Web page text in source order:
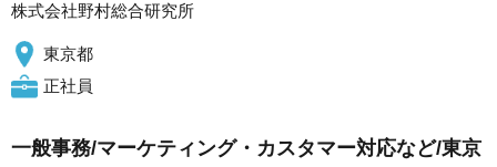
株式会社野村総合研究所
東京都
正社員
一般事務/マーケティング・カスタマー対応など/東京